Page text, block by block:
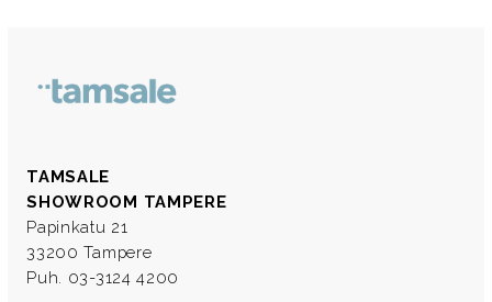
TAMSALE
SHOWROOM TAMPERE
Papinkatu 21
33200 Tampere
Puh. 03-3124 4200